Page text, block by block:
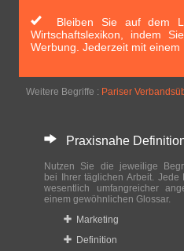
Bleiben Sie auf dem
Wirtschaftslexikon, indem
Werbung. Jederzeit mit einem
Weitere Begriffe : Pariser
Praxisnahe
Nutzen Sie die jeweilige
bei Ihrer täglichen Arbeit. Jede
wesentlich umfangreicher
einem gewöhnlichen Glossar.
Marketing
Definition